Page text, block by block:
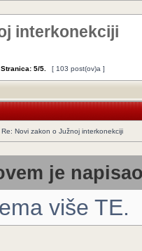
interkonekciji
Stranica: 5/5 [ 103 post(ov)a ]
Re: Novi zakon o Južnoj interkonekciji
je
više TE.